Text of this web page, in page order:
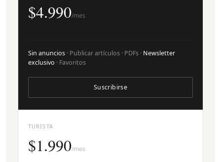
TURISTA
$1.990/mes
$4.990/mes
Sin anuncios · Publicar artículos · PDFs · Newsletter
exclusivo · Favoritos
Suscribirse